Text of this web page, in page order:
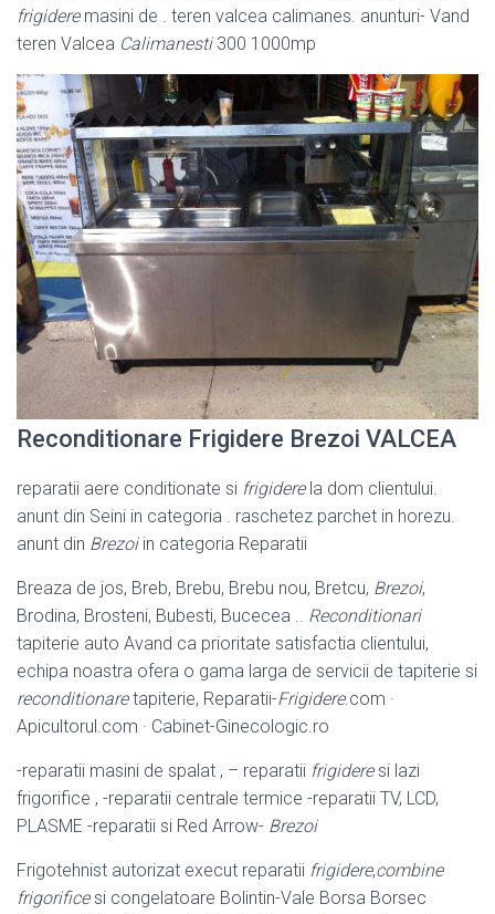
frigideremasini de . teren valcea calimanes. anunturi- Vand
teren Valcea Calimanesti300 1000mp
Reconditionare Frigidere Brezoi VALCEA
reparatii aere conditionate si frigiderela dom clientului.
anunt din Seini in categoria . raschetez parchet in horezu.
anunt din Brezoiin categoria Reparatii
Breaza de jos, Breb, Brebu, Brebu nou, Bretcu, Brezoi,
Brodina, Brosteni, Bubesti, Bucecea .. Reconditionari
tapiterie auto Avand ca prioritate satisfactia clientului,
echipa noastra ofera o gama larga de servicii de tapiterie si
reconditionaretapiterie, Reparatii-Frigidere.com ·
Apicultorul.com · Cabinet-Ginecologic.ro
-reparatii masini de spalat , – reparatii frigideresi lazi
frigorifice , -reparatii centrale termice -reparatii TV, LCD,
PLASME -reparatii si Red Arrow- Brezoi
Frigotehnist autorizat execut reparatii frigidere,combine
frigorificesi congelatoare Bolintin-Vale Borsa Borsec